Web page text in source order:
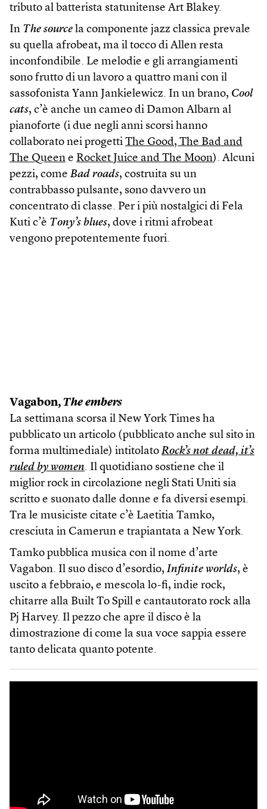
tributo al batterista statunitense Art Blakey.
In The source la componente jazz classica prevale
su quella afrobeat, ma il tocco di Allen resta
inconfondibile. Le melodie e gli arrangiamenti
sono frutto di un lavoro a quattro mani con il
sassofonista Yann Jankielewicz. In un brano, Cool
cats, c’è anche un cameo di Damon Albarn al
pianoforte (i due negli anni scorsi hanno
collaborato nei progetti The Good, The Bad and
The Queen e Rocket Juice and The Moon). Alcuni
pezzi, come Bad roads, costruita su un
contrabbasso pulsante, sono davvero un
concentrato di classe. Per i più nostalgici di Fela
Kuti c’è Tony’s blues, dove i ritmi afrobeat
vengono prepotentemente fuori.
Vagabon, The embers
La settimana scorsa il New York Times ha
pubblicato un articolo (pubblicato anche sul sito in
forma multimediale) intitolato Rock’s not dead, it’s
ruled by women. Il quotidiano sostiene che il
miglior rock in circolazione negli Stati Uniti sia
scritto e suonato dalle donne e fa diversi esempi.
Tra le musiciste citate c’è Laetitia Tamko,
cresciuta in Camerun e trapiantata a New York.
Tamko pubblica musica con il nome d’arte
Vagabon. Il suo disco d’esordio, Infinite worlds, è
uscito a febbraio, e mescola lo-fi, indie rock,
chitarre alla Built To Spill e cantautorato rock alla
Pj Harvey. Il pezzo che apre il disco è la
dimostrazione di come la sua voce sappia essere
tanto delicata quanto potente.